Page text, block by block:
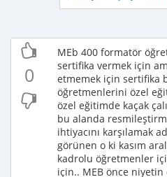
0
MEb 400 formatör
sertifika vermek için
etmemek için sertifika
öğretmenlerini özel
özel eğitimde kaçak
bu alanda
ihtiyacını karşılamak
görünen o ki kasım
kadrolu öğretmenler
için.. MEB önce